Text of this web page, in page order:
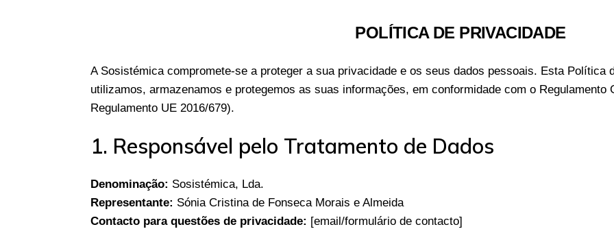
POLÍTICA DE PRIVACIDADE
A Sosistémica compromete-se a proteger a sua privacidade e os seus dados pessoais. Esta Política
utilizamos, armazenamos e protegemos as suas informações, em conformidade com o Regulamento
Regulamento UE 2016/679).
1. Responsável pelo Tratamento de Dados
Denominação: Sosistémica, Lda.
Representante: Sónia Cristina de Fonseca Morais e Almeida
Contacto para questões de privacidade: [email/formulário de contacto]